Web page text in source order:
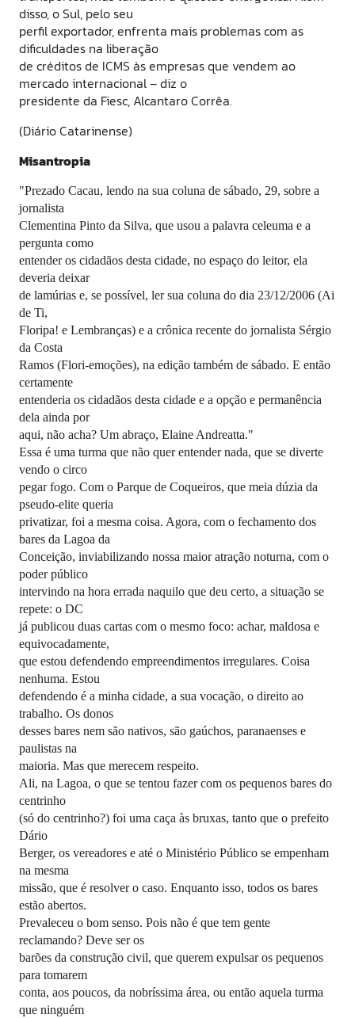
disso, o Sul, pelo seu
perfil exportador, enfrenta mais problemas com as
dificuldades na liberação
de créditos de ICMS às empresas que vendem ao
mercado internacional – diz o
presidente da Fiesc, Alcantaro Corrêa.
(Diário Catarinense)
Misantropia
"Prezado Cacau, lendo na sua coluna de sábado, 29, sobre a
jornalista
Clementina Pinto da Silva, que usou a palavra celeuma e a
pergunta como
entender os cidadãos desta cidade, no espaço do leitor, ela
deveria deixar
de lamúrias e, se possível, ler sua coluna do dia 23/12/2006 (Ai
de Ti,
Floripa! e Lembranças) e a crônica recente do jornalista Sérgio
da Costa
Ramos (Flori-emoções), na edição também de sábado. E então
certamente
entenderia os cidadãos desta cidade e a opção e permanência
dela ainda por
aqui, não acha? Um abraço, Elaine Andreatta."
Essa é uma turma que não quer entender nada, que se diverte
vendo o circo
pegar fogo. Com o Parque de Coqueiros, que meia dúzia da
pseudo-elite queria
privatizar, foi a mesma coisa. Agora, com o fechamento dos
bares da Lagoa da
Conceição, inviabilizando nossa maior atração noturna, com o
poder público
intervindo na hora errada naquilo que deu certo, a situação se
repete: o DC
já publicou duas cartas com o mesmo foco: achar, maldosa e
equivocadamente,
que estou defendendo empreendimentos irregulares. Coisa
nenhuma. Estou
defendendo é a minha cidade, a sua vocação, o direito ao
trabalho. Os donos
desses bares nem são nativos, são gaúchos, paranaenses e
paulistas na
maioria. Mas que merecem respeito.
Ali, na Lagoa, o que se tentou fazer com os pequenos bares do
centrinho
(só do centrinho?) foi uma caça às bruxas, tanto que o prefeito
Dário
Berger, os vereadores e até o Ministério Público se empenham
na mesma
missão, que é resolver o caso. Enquanto isso, todos os bares
estão abertos.
Prevaleceu o bom senso. Pois não é que tem gente
reclamando? Deve ser os
barões da construção civil, que querem expulsar os pequenos
para tomarem
conta, aos poucos, da nobríssima área, ou então aquela turma
que ninguém